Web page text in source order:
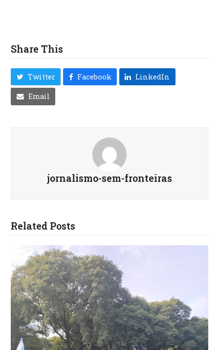
Share This
Twitter Facebook LinkedIn
Email
jornalismo-sem-fronteiras
Related Posts